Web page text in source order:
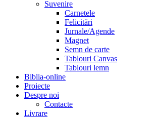
Suvenire
Carnetele
Felicitări
Jurnale/Agende
Magnet
Semn de carte
Tablouri Canvas
Tablouri lemn
Biblia-online
Proiecte
Despre noi
Contacte
Livrare